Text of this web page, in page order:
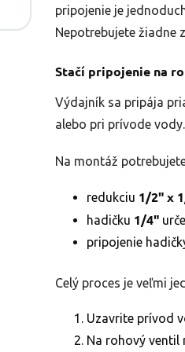
pripojenie je
Nepotrebujete žiadne
Stačí pripojenie na
Výdajník sa pripája
alebo pri prívode vody.
Na montáž
redukciu 1/2" x
hadičku 1/4"
pripojenie
Celý proces je veľmi
Uzavrite prívod
Na rohový ventil